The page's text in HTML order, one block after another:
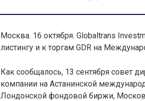
Москва. 16 октября. Globaltrans
листингу и к торгам GDR на
Как сообщалось, 13 сентября совет
компании на Астанинской
Лондонской фондовой биржи,